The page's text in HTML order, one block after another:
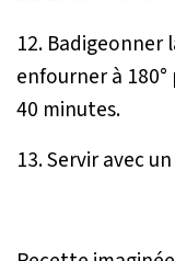
12. Badigeonner
enfourner à
40 minutes.
13. Servir avec